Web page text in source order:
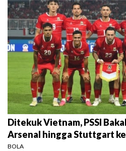
Ditekuk Vietnam, PSSI
Arsenal hingga Stuttgart
BOLA